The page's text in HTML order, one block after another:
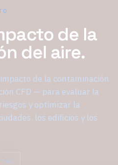
de la
del aire.
de la contaminación
CFD — para evaluar la
y optimizar la
los edificios y los